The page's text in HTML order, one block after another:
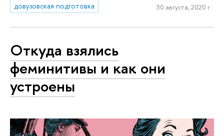
довузовская подготовка
30 августа, 2020 г.
Откуда взялись
феминитивы и как они
устроены